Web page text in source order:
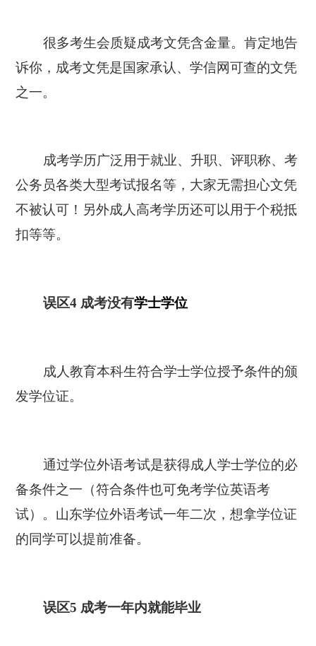
很多考生会质疑成考文凭含金量。肯定地告
诉你，成考文凭是国家承认、学信网可查的文凭
之一。
成考学历广泛用于就业、升职、评职称、考
公务员各类大型考试报名等，大家无需担心文凭
不被认可！另外成人高考学历还可以用于个税抵
扣等等。
误区4 成考没有学士学位
成人教育本科生符合学士学位授予条件的颁
发学位证。
通过学位外语考试是获得成人学士学位的必
备条件之一（符合条件也可免考学位英语考
试）。山东学位外语考试一年二次，想拿学位证
的同学可以提前准备。
误区5 成考一年内就能毕业